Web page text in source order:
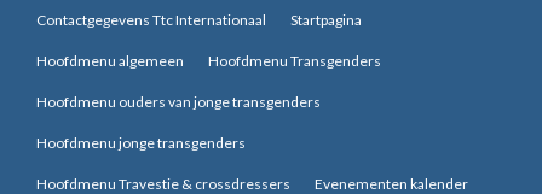
Contactgegevens Ttc Internationaal Startpagina
Hoofdmenu algemeen Hoofdmenu Transgenders
Hoofdmenu ouders van jonge transgenders
Hoofdmenu jonge transgenders
Hoofdmenu Travestie & crossdressers Evenementen kalender